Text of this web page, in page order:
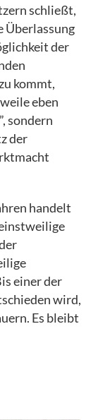
schließt,
Überlassung
der
kommt,
eben
sondern
der
handelt
einer der
wird,
Es bleibt